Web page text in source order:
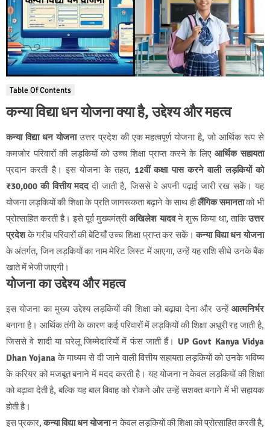
Table Of Contents
कन्या विद्या धन योजना क्या है, उद्देश्य और महत्व
कन्या विद्या धन योजनाउत्तर प्रदेश की एक महत्वपूर्ण योजना है, जो आर्थिक रूप से
कमजोर परिवारों की लड़कियों को उच्च शिक्षा प्राप्त करने के लिएआर्थिक सहायता
प्रदान करती है। इस योजना के तहत,12वीं कक्षा पास करने वाली लड़कियों को
₹30,000 की वित्तीय मदददी जाती है, जिससे वे अपनी पढ़ाई जारी रख सकें। यह
योजना लड़कियों की शिक्षा के प्रति जागरूकता बढ़ाने के साथ हीलैंगिक समानताको भी
प्रोत्साहित करती है। इसे पूर्व मुख्यमंत्रीअखिलेश यादवने शुरू किया था, ताकिउत्तर
प्रदेशके गरीब परिवारों की बेटियाँ उच्च शिक्षा प्राप्त कर सकें।कन्या विद्या धन योजना
के अंतर्गत, जिन लड़कियों का नाम मेरिट लिस्ट में आएगा, उन्हें यह राशि सीधे उनके बैंक
खाते में भेजी जाएगी।
योजना का उद्देश्य और महत्व
इस योजना का मुख्य उद्देश्य लड़कियों की शिक्षा को बढ़ावा देना और उन्हें आत्मनिर्भर
बनाना है। आर्थिक तंगी के कारण कई परिवारों में लड़कियों की शिक्षा अधूरी रह जाती है,
जिससे वे शादी या घरेलू जिम्मेदारियों में फंस जाती हैं। UP Govt Kanya Vidya
Dhan Yojana के माध्यम से दी जाने वाली वित्तीय सहायता लड़कियों को उनके भविष्य
के करियर को मजबूत बनाने में मदद करती है। यह योजना न केवल लड़कियों की शिक्षा
को बढ़ावा देती है, बल्कि यह बाल विवाह को रोकने और उन्हें सशक्त बनाने में भी सहायक
होती है।
इस प्रकार,कन्या विद्या धन योजनान केवल लड़कियों की शिक्षा को प्रोत्साहित करती है,